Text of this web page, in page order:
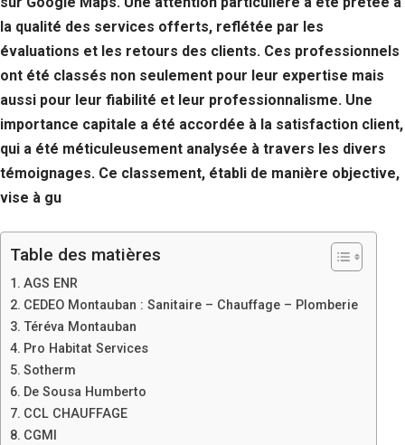
la qualité des services offerts, reflétée par les
évaluations et les retours des clients. Ces professionnels
ont été classés non seulement pour leur expertise mais
aussi pour leur fiabilité et leur professionnalisme. Une
importance capitale a été accordée à la satisfaction client,
qui a été méticuleusement analysée à travers les divers
témoignages. Ce classement, établi de manière objective,
vise à gu
Table des matières
AGS ENR
CEDEO Montauban : Sanitaire – Chauffage – Plomberie
Téréva Montauban
Pro Habitat Services
Sotherm
De Sousa Humberto
CCL CHAUFFAGE
CGMI